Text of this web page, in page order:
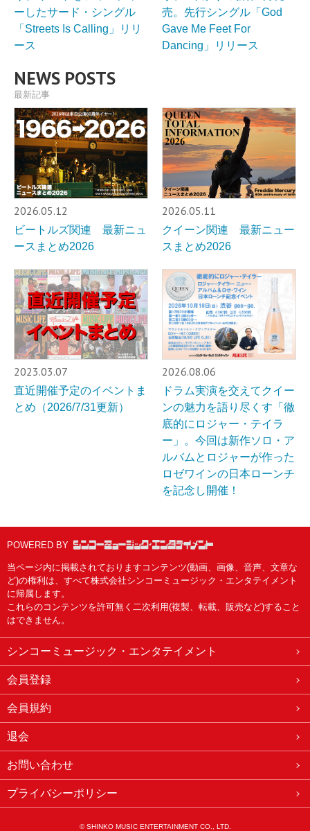
ーしたサード・シングル
「Streets Is Calling」リリ
ース
売。先行シングル「God
Gave Me Feet For
Dancing」リリース
NEWS POSTS
最新記事
2026.05.12
ビートルズ関連 最新ニュ
ースまとめ2026
2026.05.11
クイーン関連 最新ニュー
スまとめ2026
2023.03.07
直近開催予定のイベントま
とめ（2026/7/31更新）
2026.08.06
ドラム実演を交えてクイー
ンの魅力を語り尽くす「徹
底的にロジャー・テイラ
ー」。今回は新作ソロ・ア
ルバムとロジャーが作った
ロゼワインの日本ローンチ
を記念し開催！
POWERED BY
当ページ内に掲載されておりますコンテンツ(動画、画像、音声、文章な
ど)の権利は、すべて株式会社シンコーミュージック・エンタテイメント
に帰属します。
これらのコンテンツを許可無く二次利用(複製、転載、販売など)すること
はできません。
シンコーミュージック・エンタテイメント
会員登録
会員規約
退会
お問い合わせ
プライバシーポリシー
© SHINKO MUSIC ENTERTAINMENT CO., LTD.